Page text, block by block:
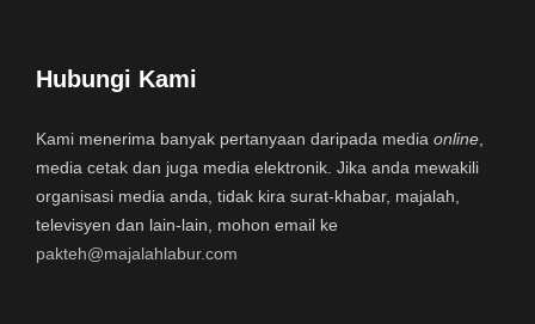
Hubungi Kami
Kami menerima banyak pertanyaan daripada media online,
media cetak dan juga media elektronik. Jika anda mewakili
organisasi media anda, tidak kira surat-khabar, majalah,
televisyen dan lain-lain, mohon email ke
pakteh@majalahlabur.com